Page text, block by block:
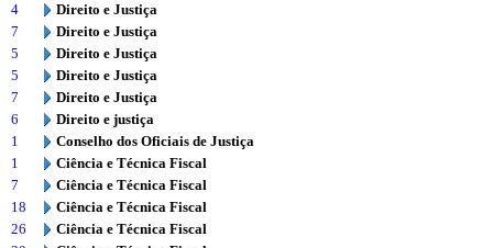
4
Direito e Justiça
7
Direito e Justiça
5
Direito e Justiça
5
Direito e Justiça
7
Direito e Justiça
6
Direito e justiça
1
Conselho dos Oficiais de Justiça
1
Ciência e Técnica Fiscal
7
Ciência e Técnica Fiscal
18
Ciência e Técnica Fiscal
26
Ciência e Técnica Fiscal